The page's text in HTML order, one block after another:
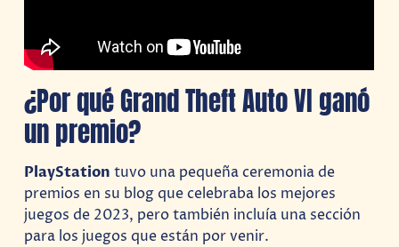
¿Por qué Grand Theft Auto VI ganó
un premio?
PlayStation tuvo una pequeña ceremonia de
premios en su blog que celebraba los mejores
juegos de 2023, pero también incluía una sección
para los juegos que están por venir.